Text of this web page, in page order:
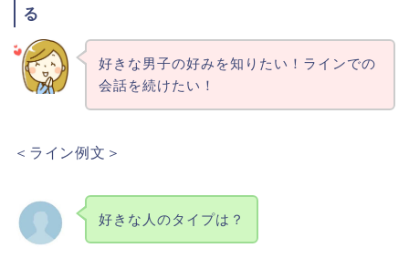
る
好きな男子の好みを知りたい！ラインでの
会話を続けたい！
＜ライン例文＞
好きな人のタイプは？